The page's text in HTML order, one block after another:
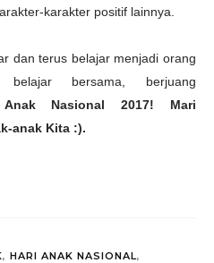
karakter positif lainnya.
dan terus belajar menjadi orang
bersama, berjuang
Nasional 2017! Mari
anak Kita :).
, HARI ANAK NASIONAL,